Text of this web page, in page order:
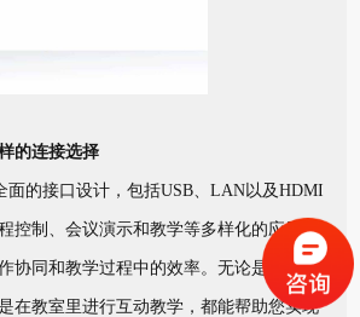
的连接选择
面的接口设计，包括USB、LAN以及HDMI
控制、会议演示和教学等多样化的应用场
协同和教学过程中的效率。无论是在办公
在教室里进行互动教学，都能帮助您实现